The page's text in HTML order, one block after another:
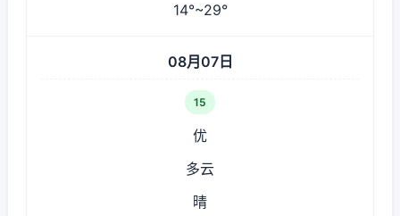
14°~29°
08月07日
15
优
多云
晴